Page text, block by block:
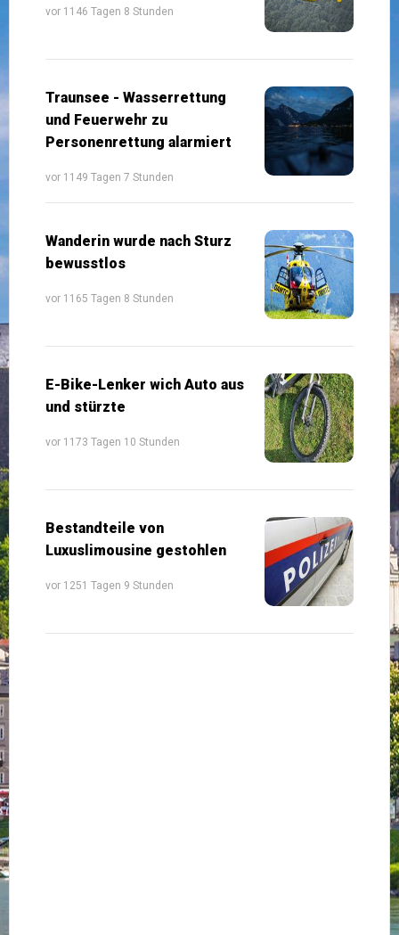
vor 1146 Tagen 8 Stunden
Traunsee - Wasserrettung
und Feuerwehr zu
Personenrettung alarmiert
vor 1149 Tagen 7 Stunden
Wanderin wurde nach Sturz
bewusstlos
vor 1165 Tagen 8 Stunden
E-Bike-Lenker wich Auto aus
und stürzte
vor 1173 Tagen 10 Stunden
Bestandteile von
Luxuslimousine gestohlen
vor 1251 Tagen 9 Stunden